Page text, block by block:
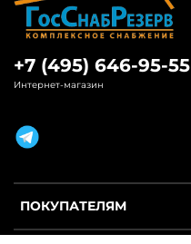
ПОКУПАТЕЛЯМ
+7 (495) 646-95-55
Интернет-магазин